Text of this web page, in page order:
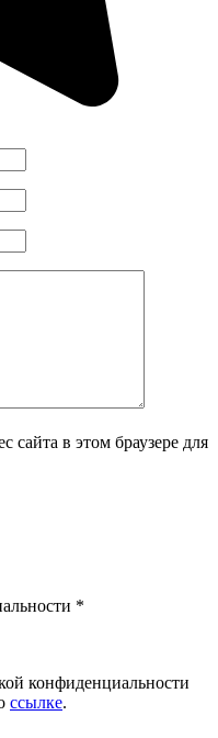
сайта в этом браузере для
*
конфиденциальности
ссылке.